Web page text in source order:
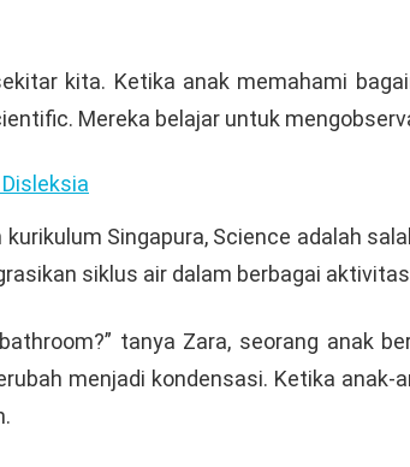
kita. Ketika anak memahami
Mereka belajar untuk
kurikulum Singapura, Science adalah
siklus air dalam berbagai
tanya Zara, seorang anak
menjadi kondensasi. Ketika